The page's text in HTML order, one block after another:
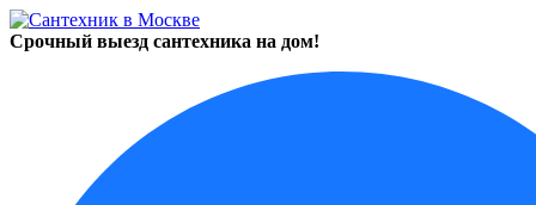
Срочный выезд сантехника на дом!